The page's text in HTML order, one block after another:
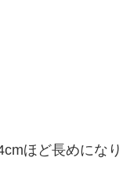
ほど長めになり